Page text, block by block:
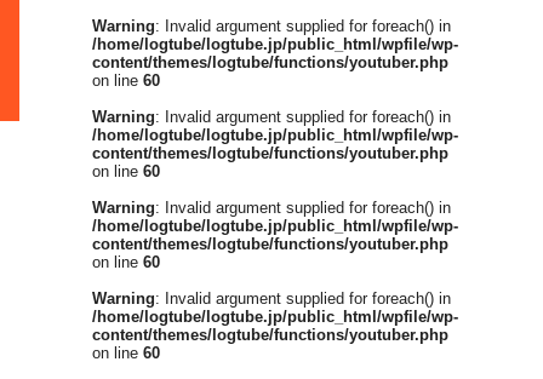
Warning: Invalid argument supplied for foreach() in
/home/logtube/logtube.jp/public_html/wpfile/wp-
content/themes/logtube/functions/youtuber.php
on line 60
Warning: Invalid argument supplied for foreach() in
/home/logtube/logtube.jp/public_html/wpfile/wp-
content/themes/logtube/functions/youtuber.php
on line 60
Warning: Invalid argument supplied for foreach() in
/home/logtube/logtube.jp/public_html/wpfile/wp-
content/themes/logtube/functions/youtuber.php
on line 60
Warning: Invalid argument supplied for foreach() in
/home/logtube/logtube.jp/public_html/wpfile/wp-
content/themes/logtube/functions/youtuber.php
on line 60